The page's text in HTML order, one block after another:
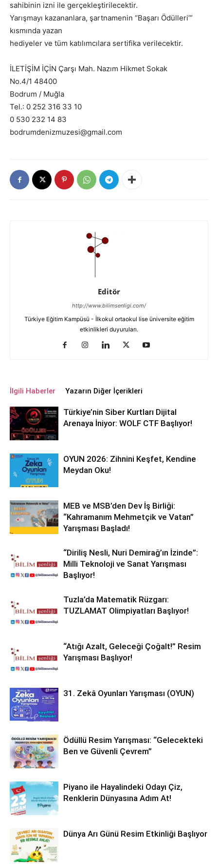
sahibinin izni ile gerçekleştirilecektir.
Yarışmayı kazananlara, şartnamenin “Başarı Ödülleri’”
kısmında yazan
hediyeler ve tüm katılımcılara sertifika verilecektir.
İLETİŞİM İÇİN Çarşı Mah. Nazım Hikmet Sokak
No.4/1 48400
Bodrum / Muğla
Tel.: 0 252 316 33 10
0 530 232 14 83
bodrumdenizmuzesi@gmail.com
Editör
http://www.bilimsenligi.com/
Türkiye Eğitim Kampüsü - İlkokul ortaokul lise üniversite eğitim
etkinlikleri duyuruları.
İlgili Haberler Yazarın Diğer İçerikleri
Türkiye’nin Siber Kurtları Dijital
Arenaya İniyor: WOLF CTF Başlıyor!
OYUN 2026: Zihnini Keşfet, Kendine
Meydan Oku!
MEB ve MSB’den Dev İş Birliği:
“Kahramanım Mehmetçik ve Vatan”
Yarışması Başladı!
“Diriliş Nesli, Nuri Demirağ’ın İzinde”:
Milli Teknoloji ve Sanat Yarışması
Başlıyor!
Tuzla’da Matematik Rüzgarı:
TUZLAMAT Olimpiyatları Başlıyor!
“Atığı Azalt, Geleceği Çoğalt!” Resim
Yarışması Başlıyor!
31. Zekâ Oyunları Yarışması (OYUN)
Ödüllü Resim Yarışması: “Gelecekteki
Ben ve Güvenli Çevrem”
Piyano ile Hayalindeki Odayı Çiz,
Renklerin Dünyasına Adım At!
Dünya Arı Günü Resim Etkinliği Başlıyor